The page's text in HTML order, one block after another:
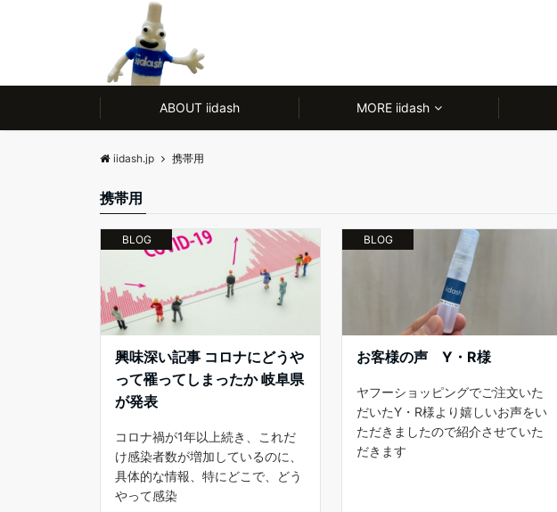
ABOUT iidash MORE iidash
iidash.jp 携帯用
携帯用
BLOG
興味深い記事 コロナにどうや
って罹ってしまったか 岐阜県
が発表
コロナ禍が1年以上続き、これだ
け感染者数が増加しているのに、
具体的な情報、特にどこで、どう
やって感染
BLOG
お客様の声 Y・R様
ヤフーショッピングでご注文いた
だいたY・R様より嬉しいお声をい
ただきましたので紹介させていた
だきます